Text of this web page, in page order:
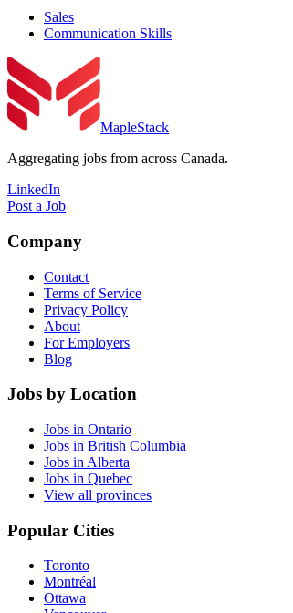
Sales
Communication Skills
MapleStack
Aggregating jobs from across Canada.
LinkedIn
Post a Job
Company
Contact
Terms of Service
Privacy Policy
About
For Employers
Blog
Jobs by Location
Jobs in Ontario
Jobs in British Columbia
Jobs in Alberta
Jobs in Quebec
View all provinces
Popular Cities
Toronto
Montréal
Ottawa